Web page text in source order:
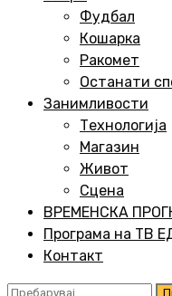
Фудбал
Кошарка
Ракомет
Останати
Занимливости
Технологија
Магазин
Живот
Сцена
ВРЕМЕНСКА
Програма на ТВ
Контакт
Пребарувај